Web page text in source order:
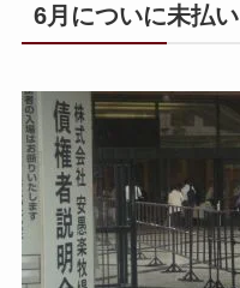
6月についに未払い